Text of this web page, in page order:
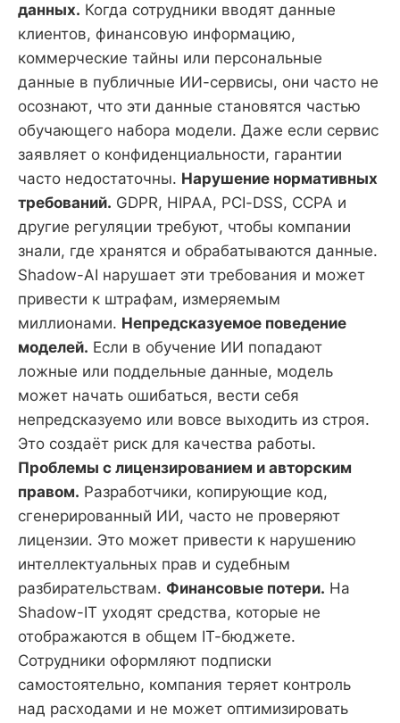
данных. Когда сотрудники вводят данные
клиентов, финансовую информацию,
коммерческие тайны или персональные
данные в публичные ИИ-сервисы, они часто не
осознают, что эти данные становятся частью
обучающего набора модели. Даже если сервис
заявляет о конфиденциальности, гарантии
часто недостаточны. Нарушение нормативных
требований. GDPR, HIPAA, PCI-DSS, CCPA и
другие регуляции требуют, чтобы компании
знали, где хранятся и обрабатываются данные.
Shadow-AI нарушает эти требования и может
привести к штрафам, измеряемым
миллионами. Непредсказуемое поведение
моделей. Если в обучение ИИ попадают
ложные или поддельные данные, модель
может начать ошибаться, вести себя
непредсказуемо или вовсе выходить из строя.
Это создаёт риск для качества работы.
Проблемы с лицензированием и авторским
правом. Разработчики, копирующие код,
сгенерированный ИИ, часто не проверяют
лицензии. Это может привести к нарушению
интеллектуальных прав и судебным
разбирательствам. Финансовые потери. На
Shadow-IT уходят средства, которые не
отображаются в общем IT-бюджете.
Сотрудники оформляют подписки
самостоятельно, компания теряет контроль
над расходами и не может оптимизировать